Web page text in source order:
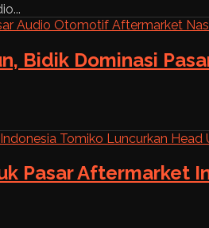
Bidik Dominasi
Pasar Aftermarket